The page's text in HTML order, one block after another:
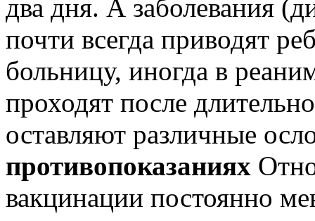
два дня. А заболевания
почти всегда приводят
больницу, иногда в
проходят после
оставляют различные
противопоказаниях
вакцинации постоянно